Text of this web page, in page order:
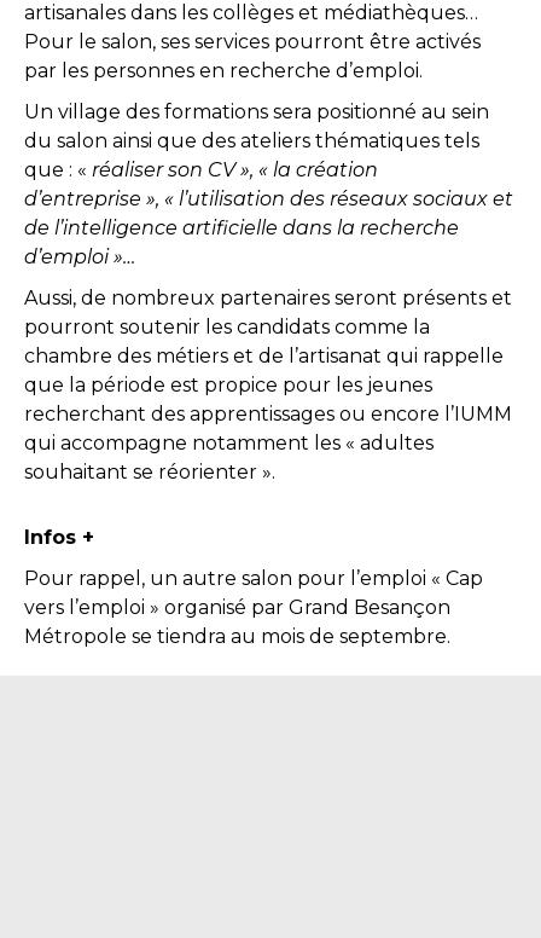
artisanales dans les collèges et médiathèques…
Pour le salon, ses services pourront être activés
par les personnes en recherche d’emploi.
Un village des formations sera positionné au sein
du salon ainsi que des ateliers thématiques tels
que : « réaliser son CV », « la création
d’entreprise », « l’utilisation des réseaux sociaux et
de l’intelligence artificielle dans la recherche
d’emploi »…
Aussi, de nombreux partenaires seront présents et
pourront soutenir les candidats comme la
chambre des métiers et de l’artisanat qui rappelle
que la période est propice pour les jeunes
recherchant des apprentissages ou encore l’IUMM
qui accompagne notamment les « adultes
souhaitant se réorienter ».
Infos +
Pour rappel, un autre salon pour l’emploi « Cap
vers l’emploi » organisé par Grand Besançon
Métropole se tiendra au mois de septembre.